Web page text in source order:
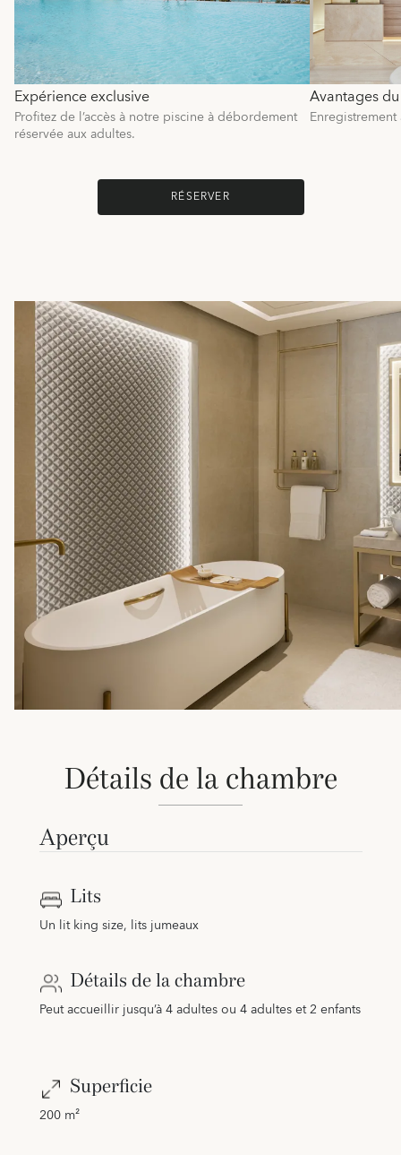
Expérience exclusive
Profitez de l’accès à notre piscine à débordement
réservée aux adultes.
Avantages
RÉSERVER
Détails de la chambre
Aperçu
Lits
Un lit king size, lits jumeaux
Détails de la chambre
Peut accueillir jusqu’à 4 adultes ou 4 adultes et 2 enfants
Superficie
200 m²